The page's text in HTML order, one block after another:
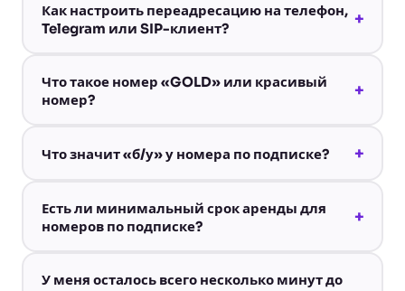
Как настроить переадресацию на телефон,
Telegram или SIP-клиент?
+
Что такое номер «GOLD» или красивый
номер?
+
Что значит «б/у» у номера по подписке? +
Есть ли минимальный срок аренды для
номеров по подписке?
+
У меня осталось всего несколько минут до